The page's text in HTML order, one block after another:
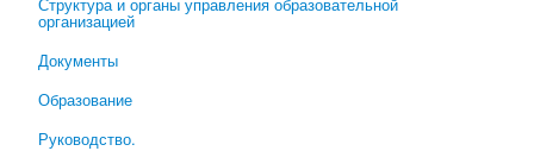
Электронный журнал
Родительский всеобуч
организацией
Документы
Образование
Руководство.